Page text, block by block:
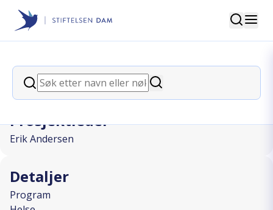
Stiftelsen Dam
Søk
Søk
Søk
back
Spenning i form av naturopplevelser
Prosjektleder
Erik Andersen
Detaljer
Program